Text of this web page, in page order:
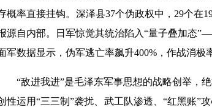
概率直接挂钩。深泽县37个伪政权中，29个在
源自内部。日军惊觉其统治陷入“量子叠加态
军数据显示，伪军逃亡率飙升400%，作战消极
“敌进我进”是毛泽东军事思想的战略创举，绝
性运用“三三制”袭扰、武工队渗透、“红黑账”